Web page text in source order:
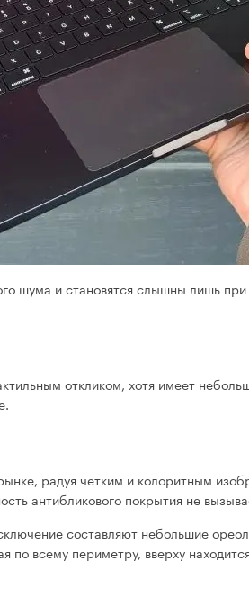
шума и становятся слышны лишь
откликом, хотя имеет
радуя четким и колоритным
антибликового покрытия не
составляют небольшие
всему периметру, вверху